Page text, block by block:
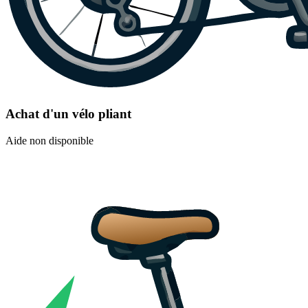
Achat d'un vélo pliant
Aide non disponible